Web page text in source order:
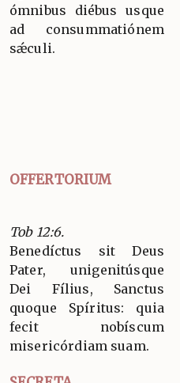
ómnibus diébus usque
ad consummatiónem
sǽculi.
OFFERTORIUM
Tob 12:6.
Benedíctus sit Deus
Pater, unigenitúsque
Dei Fílius, Sanctus
quoque Spíritus: quia
fecit nobíscum
misericórdiam suam.